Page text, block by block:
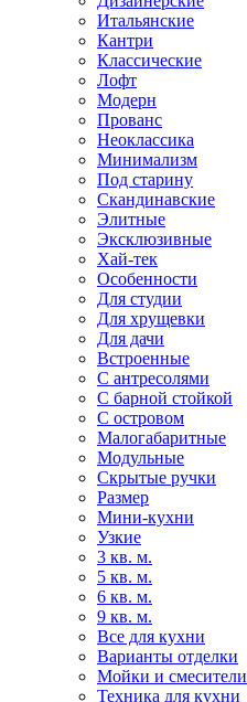
Итальянские
Кантри
Классические
Лофт
Модерн
Прованс
Неоклассика
Минимализм
Под старину
Скандинавские
Элитные
Эксклюзивные
Хай-тек
Особенности
Для студии
Для хрущевки
Для дачи
Встроенные
С антресолями
С барной стойкой
С островом
Малогабаритные
Модульные
Скрытые ручки
Размер
Мини-кухни
Узкие
3 кв. м.
5 кв. м.
6 кв. м.
9 кв. м.
Все для кухни
Варианты отделки
Мойки и смесители
Техника для кухни